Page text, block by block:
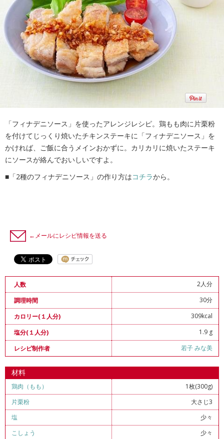
「フィナデニソース」を使ったアレンジレシピ。鶏もも肉に片栗粉
を付けてじっくり焼いたチキンステーキに「フィナデニソース」を
かければ、ご飯に合うメインおかずに。カリカリに焼いたステーキ
にソースが絡んでおいしいですよ。
■「2種のフィナデニソース」の作り方はコチラから。
←メールにレシピ情報を送る
人数
2人分
調理時間
30分
カロリー(１人分)
309kcal
塩分(１人分)
1.9 g
レシピ制作者
若子 みな美
材料
鶏肉（もも）
1枚(300g)
片栗粉
大さじ3
塩
少々
こしょう
少々